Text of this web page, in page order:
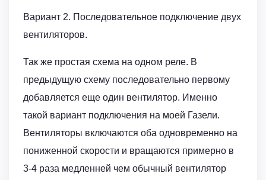
Вариант 2. Последовательное подключение двух
вентиляторов.
Так же простая схема на одном реле. В
предыдущую схему последовательно первому
добавляется еще один вентилятор. Именно
такой вариант подключения на моей Газели.
Вентиляторы включаются оба одновременно на
пониженной скорости и вращаются примерно в
3-4 раза медленней чем обычный вентилятор